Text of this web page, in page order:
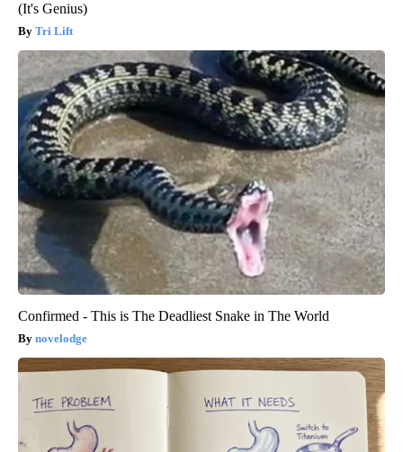
(It's Genius)
Tri Lift
Confirmed - This is The Deadliest Snake in The World
novelodge